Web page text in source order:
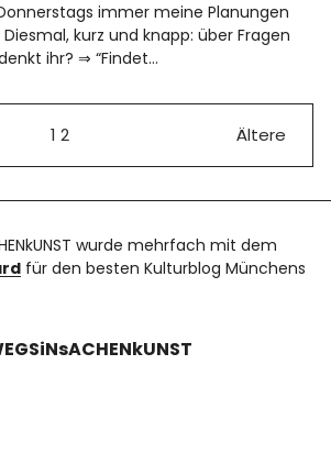
immer meine Planungen
kurz und knapp: über Fragen
ihr? ⇒ “Findet…
1 2 Ältere
wurde mehrfach mit dem
für den besten Kulturblog Münchens